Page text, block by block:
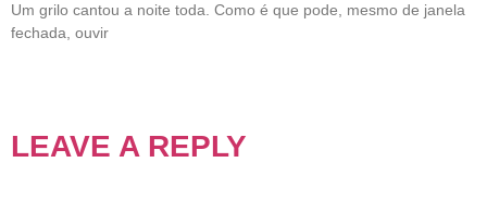
Um grilo cantou a noite toda. Como é que pode, mesmo de janela
fechada, ouvir
LEAVE A REPLY